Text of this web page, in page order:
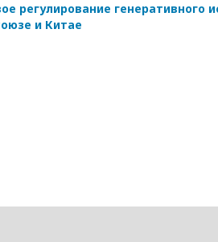
регулирование генеративного
и Китае